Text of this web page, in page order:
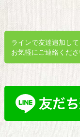
ラインで友達追加し
お気軽にご連絡くださ